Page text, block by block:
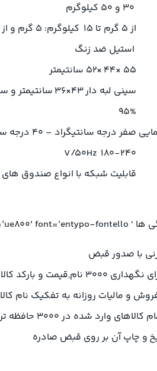
از 5 گرم تا 15 کیلوگرم: 5 گرم و از 15 کیلوگرم تا 50 کیلوگرم: 10 گرم
استیل ضد زنگ
55 ×44 ×52 سانتیمتر
سینی لبه دار36×43سانتیمتر و
95%
صفر درجه سانتیگراد – 40 درجه سانتیگراد
V/50Hz 180-240
قابلیت شبکه با انواع صندوق
با صدور قبض
و بارکد کالا
روزانه به تفکیک نام کالا برای 3000
وارد شده در 3000 حافظه ترازو
و چاپ آن بر روی قبض صادره